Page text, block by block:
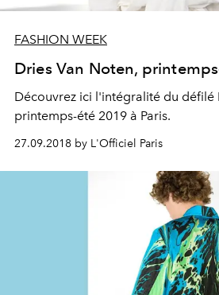
FASHION WEEK
Dries Van Noten,
Découvrez ici l'intégralité du défilé
printemps-été 2019 à Paris.
27.09.2018 by L'Officiel Paris